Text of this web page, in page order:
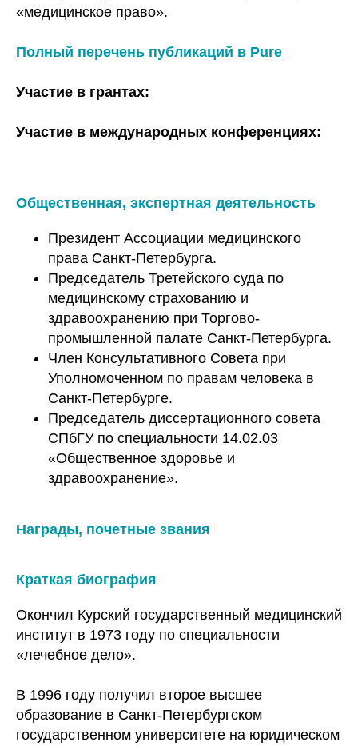
«медицинское право».
Полный перечень публикаций в Pure
Участие в грантах:
Участие в международных конференциях:
Общественная, экспертная деятельность
Президент Ассоциации медицинского
права Санкт-Петербурга.
Председатель Третейского суда по
медицинскому страхованию и
здравоохранению при Торгово-
промышленной палате Санкт-Петербурга.
Член Консультативного Совета при
Уполномоченном по правам человека в
Санкт-Петербурге.
Председатель диссертационного совета
СПбГУ по специальности 14.02.03
«Общественное здоровье и
здравоохранение».
Награды, почетные звания
Краткая биография
Окончил Курский государственный медицинский
институт в 1973 году по специальности
«лечебное дело».
В 1996 году получил второе высшее
образование в Санкт-Петербургском
государственном университете на юридическом